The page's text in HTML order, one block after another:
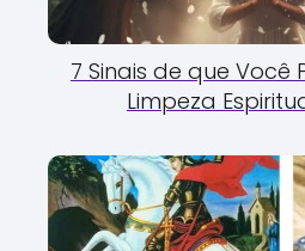
7 Sinais de que Você
Limpeza